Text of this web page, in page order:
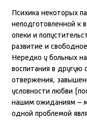
Психика некоторых
неподготовленной к
опеки и
развитие и
Нередко у больных
воспитания в другую
отвержения,
условности любви
нашим ожиданиям –
одной проблемой